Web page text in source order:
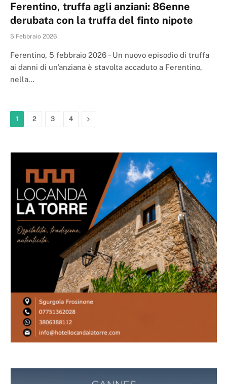
Ferentino, truffa agli anziani: 86enne
derubata con la truffa del finto nipote
5 Febbraio 2026
Ferentino, 5 febbraio 2026 – Un nuovo episodio di truffa
ai danni di un’anziana è stavolta accaduto a Ferentino,
nella…
1 2 3 4 Next